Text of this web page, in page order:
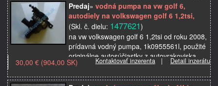
Predaj» vodná pumpa na vw golf 6,
autodiely na volkswagen golf 6 1,2tsi,
(Skl. č. dielu: 1477621)
na vw volkswagen golf 6 1,2tsi od roku 2008,
prídavná vodný pumpa, 1k0955561l, použité
originálne autosúčiastky z autovrakoviska
Kontaktovať inzerenta | Detail inzerátu
30,00 € (904,00 SK)